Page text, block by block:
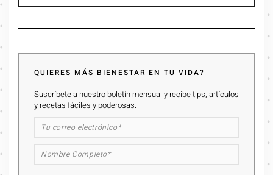
QUIERES MÁS BIENESTAR EN TU VIDA?
Suscríbete a nuestro boletín mensual y recibe tips, artículos
y recetas fáciles y poderosas.